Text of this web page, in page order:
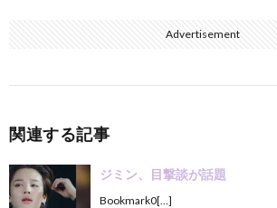
Advertisement
関連する記事
ジミン、目撃談が話題
Bookmark0[…]